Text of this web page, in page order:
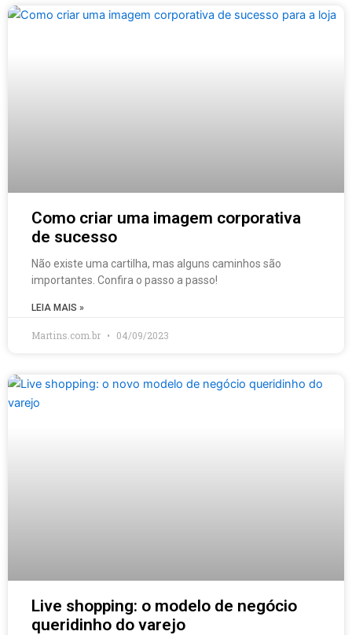
Como criar uma imagem corporativa
de sucesso
Não existe uma cartilha, mas alguns caminhos são
importantes. Confira o passo a passo!
LEIA MAIS »
Martins.com.br 04/09/2023
Live shopping: o modelo de negócio
queridinho do varejo